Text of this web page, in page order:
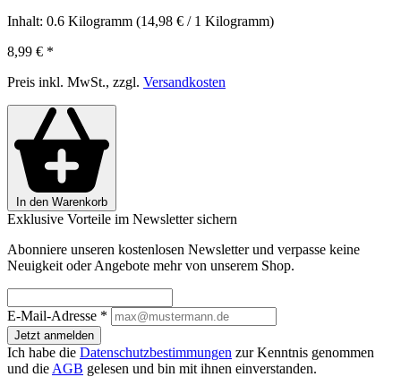
Inhalt: 0.6 Kilogramm (14,98 € / 1 Kilogramm)
8,99 € *
Preis inkl. MwSt., zzgl. Versandkosten
In den Warenkorb
Exklusive Vorteile im Newsletter sichern
Abonniere unseren kostenlosen Newsletter und verpasse keine
Neuigkeit oder Angebote mehr von unserem Shop.
E-Mail-Adresse *
Jetzt anmelden
Ich habe die Datenschutzbestimmungen zur Kenntnis genommen
und die AGB gelesen und bin mit ihnen einverstanden.